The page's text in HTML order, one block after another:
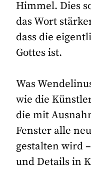
Himmel. Dies
das Wort
dass die
Gottes ist.
Was
wie die
die mit
Fenster alle
gestalten wird
und Details in